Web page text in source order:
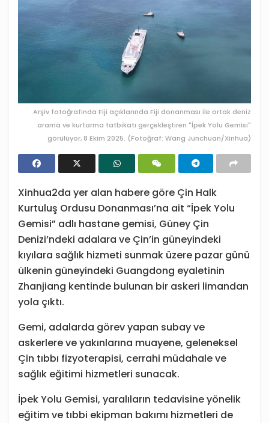
Arşiv fotoğrafında Fiji açıklarında Fiji donanması ile ortak deniz
arama ve kurtarma tatbikatı gerçekleştiren "İpek Yolu Gemisi"
görülüyor, 8 Ekim 2025. (Fotoğraf: Wang Junchuan/Xinhua)
Xinhua2da yer alan habere göre Çin Halk
Kurtuluş Ordusu Donanması’na ait “İpek Yolu
Gemisi” adlı hastane gemisi, Güney Çin
Denizi’ndeki adalara ve Çin’in güneyindeki
kıyılara sağlık hizmeti sunmak üzere pazar günü
ülkenin güneyindeki Guangdong eyaletinin
Zhanjiang kentinde bulunan bir askeri limandan
yola çıktı.
Gemi, adalarda görev yapan subay ve
askerlere ve yakınlarına muayene, geleneksel
Çin tıbbı fizyoterapisi, cerrahi müdahale ve
sağlık eğitimi hizmetleri sunacak.
İpek Yolu Gemisi, yaralıların tedavisine yönelik
eğitim ve tıbbi ekipman bakımı hizmetleri de